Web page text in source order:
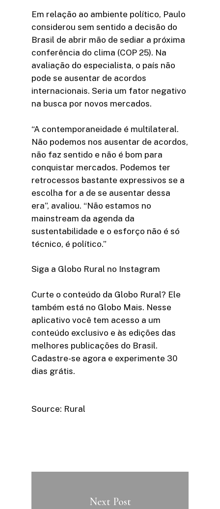
Em relação ao ambiente político, Paulo
considerou sem sentido a decisão do
Brasil de abrir mão de sediar a próxima
conferência do clima (COP 25). Na
avaliação do especialista, o país não
pode se ausentar de acordos
internacionais. Seria um fator negativo
na busca por novos mercados.
“A contemporaneidade é multilateral.
Não podemos nos ausentar de acordos,
não faz sentido e não é bom para
conquistar mercados. Podemos ter
retrocessos bastante expressivos se a
escolha for a de se ausentar dessa
era”, avaliou. “Não estamos no
mainstream da agenda da
sustentabilidade e o esforço não é só
técnico, é político.”
Siga a Globo Rural no Instagram
Curte o conteúdo da Globo Rural? Ele
também está no Globo Mais. Nesse
aplicativo você tem acesso a um
conteúdo exclusivo e às edições das
melhores publicações do Brasil.
Cadastre-se agora e experimente 30
dias grátis.
Source: Rural
Next Post